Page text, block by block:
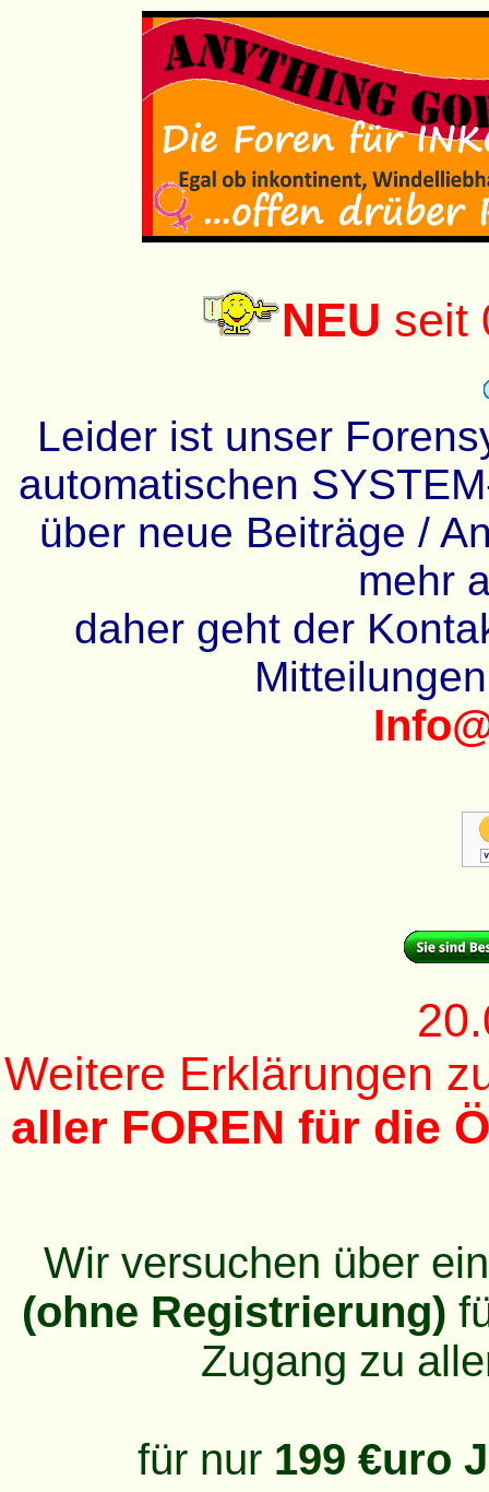
NEU seit
Leider ist unser
automatischen
über neue Beiträge /
mehr
daher geht der
Weitere Erklärungen
aller FOREN für die
Wir versuchen über
(ohne Registrierung)
Zugang zu
für nur 199 €uro